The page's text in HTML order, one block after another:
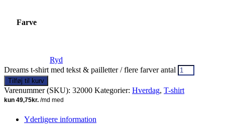
Farve
Ryd
Dreams t-shirt med tekst & pailletter / flere farver antal
Tilføj til kurv
Varenummer (SKU): 32000 Kategorier: Hverdag, T-shirt
Yderligere information